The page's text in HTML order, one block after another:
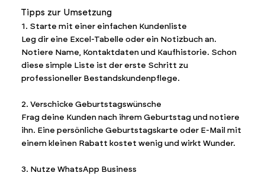
Tipps zur Umsetzung
1. Starte mit einer einfachen Kundenliste
Leg dir eine Excel-Tabelle oder ein Notizbuch an.
Notiere Name, Kontaktdaten und Kaufhistorie. Schon
diese simple Liste ist der erste Schritt zu
professioneller Bestandskundenpflege.
2. Verschicke Geburtstagswünsche
Frag deine Kunden nach ihrem Geburtstag und notiere
ihn. Eine persönliche Geburtstagskarte oder E-Mail mit
einem kleinen Rabatt kostet wenig und wirkt Wunder.
3. Nutze WhatsApp Business